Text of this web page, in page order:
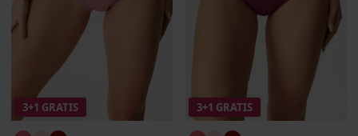
3+1 GRATIS 3+1 GRATIS